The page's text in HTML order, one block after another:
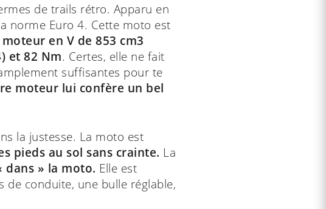
de trails rétro. Apparu en
norme Euro 4. Cette moto est
moteur en V de 853 cm3
et 82 Nm. Certes, elle ne fait
suffisantes pour te
moteur lui confère un bel
la justesse. La moto est
pieds au sol sans crainte. La
dans » la moto. Elle est
de conduite, une bulle réglable,